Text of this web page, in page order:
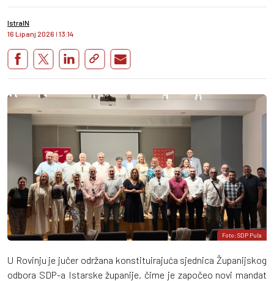
IstraIN
16 Lipanj 2026 I 13:14
Foto: SDP Pula
U Rovinju je jučer održana konstituirajuća sjednica Županijskog
odbora SDP-a Istarske županije, čime je započeo novi mandat